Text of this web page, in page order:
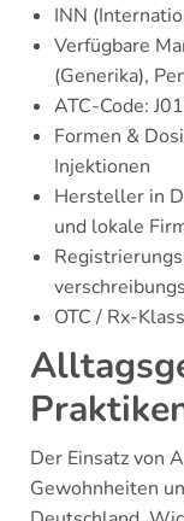
INN
Verfügbare
(Generika),
ATC-Code:
Formen &
Injektionen
Hersteller in
und lokale
OTC / Rx-
Der Einsatz von
Gewohnheiten